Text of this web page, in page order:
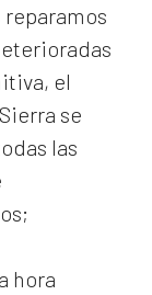
el
se
las
hora